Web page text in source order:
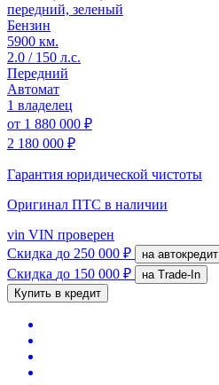
передний, зеленый
Бензин
5900 км.
2.0 / 150 л.с.
Передний
Автомат
1 владелец
от 1 880 000 ₽
2 180 000 ₽
Гарантия юридической чистоты
Оригинал ПТС в наличии
vin VIN проверен
Скидка до 250 000 ₽ на автокредит
Скидка до 150 000 ₽
на Trade-In
Купить в кредит